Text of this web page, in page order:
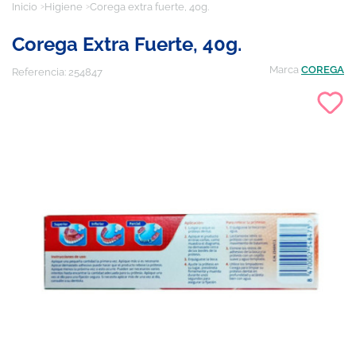
Inicio Higiene Corega extra fuerte, 40g.
Corega Extra Fuerte, 40g.
Referencia: 254847 Marca COREGA